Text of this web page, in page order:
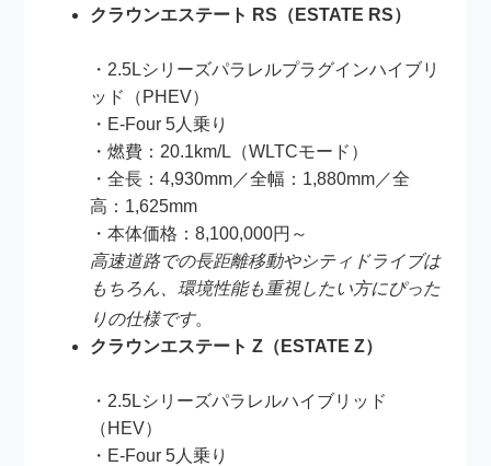
クラウンエステート RS（ESTATE RS）
・2.5Lシリーズパラレルプラグインハイブリ
ッド（PHEV）
・E-Four 5人乗り
・燃費：20.1km/L（WLTCモード）
・全長：4,930mm／全幅：1,880mm／全
高：1,625mm
・本体価格：8,100,000円～
高速道路での長距離移動やシティドライブは
もちろん、環境性能も重視したい方にぴった
りの仕様です。
クラウンエステート Z（ESTATE Z）
・2.5Lシリーズパラレルハイブリッド
（HEV）
・E-Four 5人乗り